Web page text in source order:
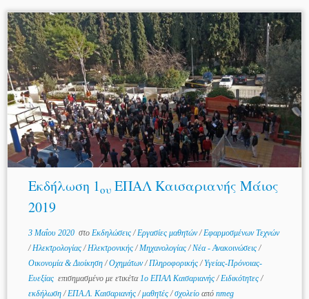
Εκδήλωση 1ουΕΠΑΛ Καισαριανής Μάιος
2019
3 Μαΐου 2020στο Εκδηλώσεις/Εργασίες μαθητών/Εφαρμοσμένων Τεχνών
/Ηλεκτρολογίας/Ηλεκτρονικής/Μηχανολογίας/Νέα - Ανακοινώσεις/
Οικονομία & Διοίκηση/Οχημάτων/Πληροφορικής/Υγείας-Πρόνοιας-
Ευεξίας επισημασμένο με ετικέτα1ο ΕΠΑΛ Καισαριανής/Ειδικότητες/
εκδήλωση/ΕΠΑ.Λ. Καισαριανής/μαθητές/σχολείο από nmeg